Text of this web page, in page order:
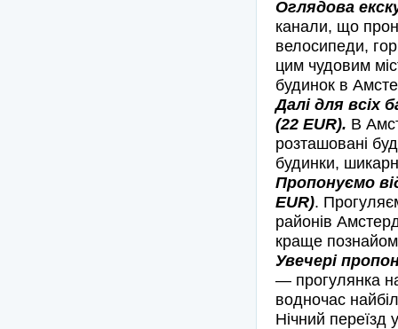
Оглядова
канали, що
велосипеди,
цим чудовим
будинок в
Далі для всіх
(22 EUR). В
розташовані
будинки,
Пропонуємо
EUR).
районів
краще
Увечері
— прогулянка
водночас
Нічний переїзд